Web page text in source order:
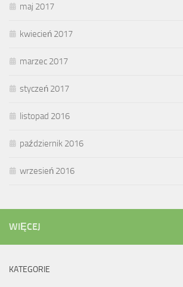
maj 2017
kwiecień 2017
marzec 2017
styczeń 2017
listopad 2016
październik 2016
wrzesień 2016
WIĘCEJ
KATEGORIE